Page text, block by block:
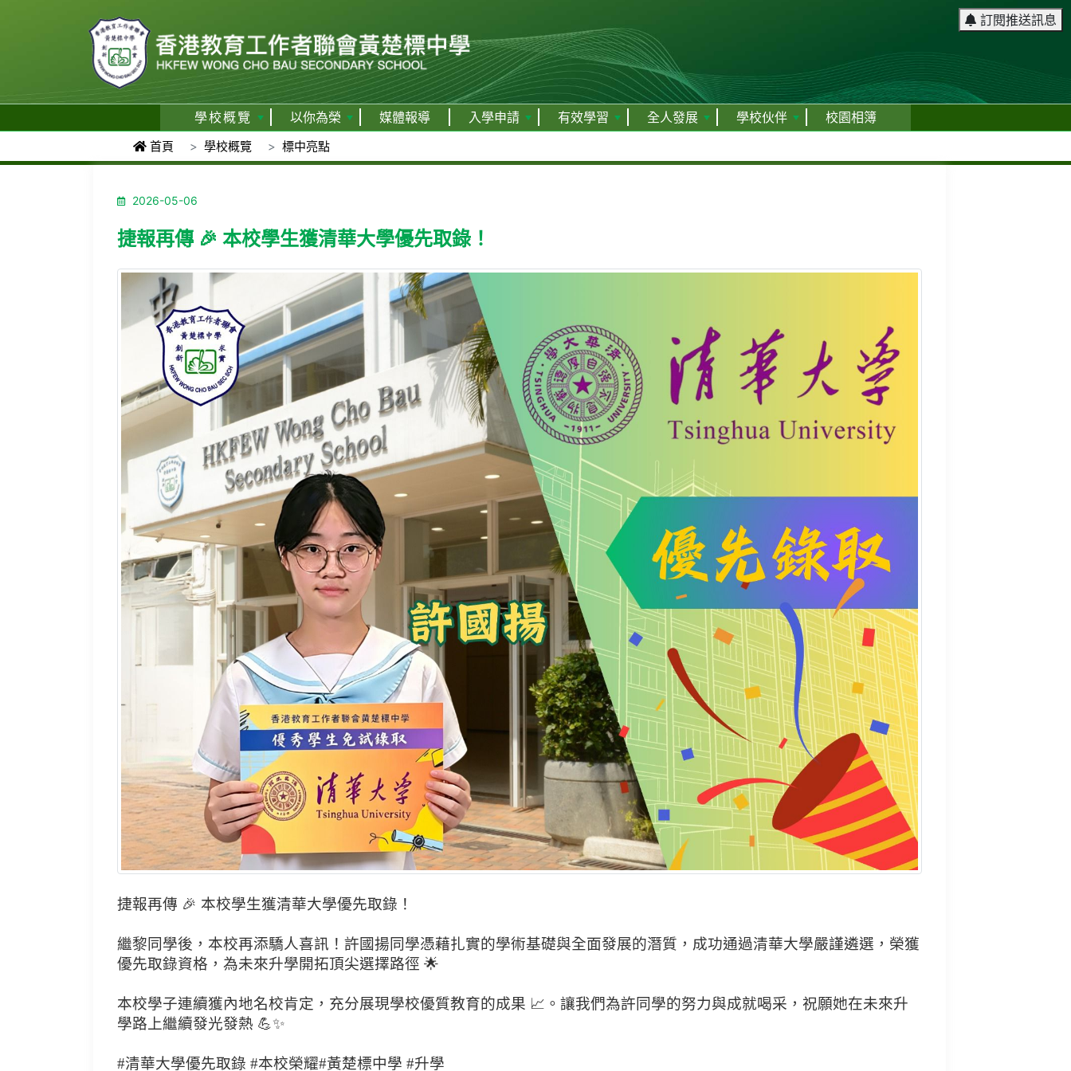
訂閱推送訊息
學校概覽 以你為榮 媒體報導 入學申請 有效學習 全人發展 學校伙伴 校園相簿
首頁 學校概覽 標中亮點
2026-05-06
捷報再傳 🎉 本校學生獲清華大學優先取錄！
捷報再傳 🎉 本校學生獲清華大學優先取錄！
繼黎同學後，本校再添驕人喜訊！許國揚同學憑藉扎實的學術基礎與全面發展的潛質，成功通過清華大學嚴謹遴選，榮獲
優先取錄資格，為未來升學開拓頂尖選擇路徑 🌟
本校學子連續獲內地名校肯定，充分展現學校優質教育的成果 📈。讓我們為許同學的努力與成就喝采，祝願她在未來升
學路上繼續發光發熱 💪✨
#清華大學優先取錄 #本校榮耀#黃楚標中學 #升學